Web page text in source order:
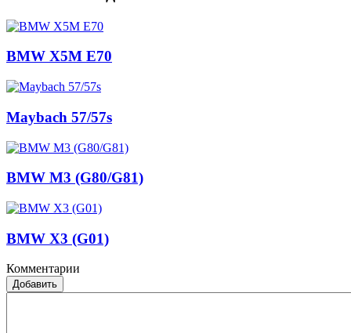
BMW X5M E70
Maybach 57/57s
BMW M3 (G80/G81)
BMW X3 (G01)
Комментарии
Добавить